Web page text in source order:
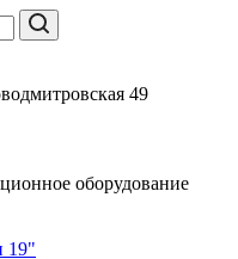
49
оборудование